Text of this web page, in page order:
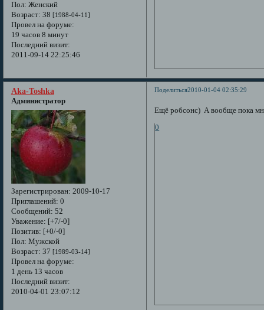
Пол: Женский
Возраст: 38 [1988-04-11]
Провел на форуме:
19 часов 8 минут
Последний визит:
2011-09-14 22:25:46
Поделиться2010-01-04 02:35:29
Aka-Toshka
Администратор
Зарегистрирован: 2009-10-17
Приглашений: 0
Сообщений: 52
Уважение: [+7/-0]
Позитив: [+0/-0]
Пол: Мужской
Возраст: 37 [1989-03-14]
Провел на форуме:
1 день 13 часов
Последний визит:
2010-04-01 23:07:12
Ещё робсонс) А вообще пока
0